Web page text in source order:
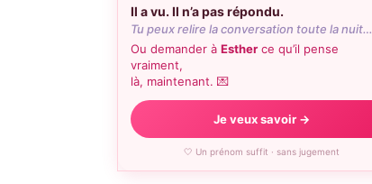
Il a vu. Il n’a pas répondu.
Tu peux relire la conversation toute la nuit…
Ou demander à Esther ce qu’il pense
vraiment,
là, maintenant. 💌
Je veux savoir →
🤍 Un prénom suffit · sans jugement